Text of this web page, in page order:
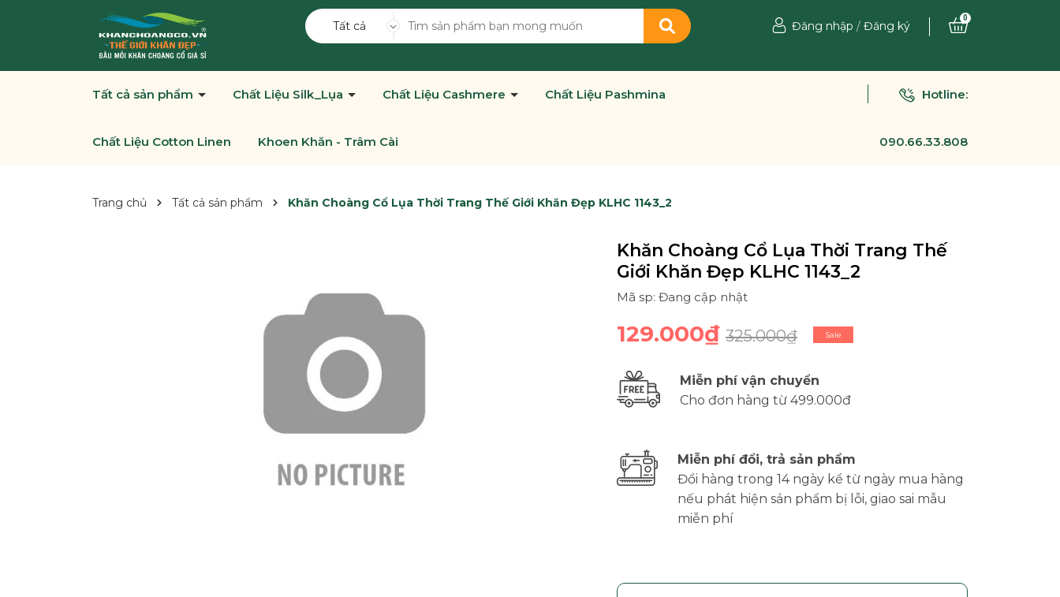
Tất cả Đăng nhập / Đăng ký
0
Tất cả sản phẩm Chất Liệu Silk_Lụa Chất Liệu Cashmere Chất Liệu Pashmina
Chất Liệu Cotton Linen Khoen Khăn - Trâm Cài
Hotline:
090.66.33.808
Trang chủ Tất cả sản phẩm Khăn Choàng Cổ Lụa Thời Trang Thế Giới Khăn Đẹp KLHC 1143_2
Khăn Choàng Cổ Lụa Thời Trang Thế
Giới Khăn Đẹp KLHC 1143_2
Mã sp: Đang cập nhật
129.000₫ 325.000₫ Sale
Miễn phí vận chuyển
Cho đơn hàng từ 499.000đ
Miễn phí đổi, trả sản phẩm
Đổi hàng trong 14 ngày kể từ ngày mua hàng
nếu phát hiện sản phẩm bị lỗi, giao sai mẫu
miễn phí